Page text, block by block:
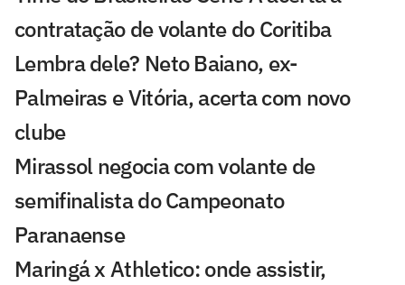
contratação de volante do Coritiba
Lembra dele? Neto Baiano, ex-
Palmeiras e Vitória, acerta com novo
clube
Mirassol negocia com volante de
semifinalista do Campeonato
Paranaense
Maringá x Athletico: onde assistir,